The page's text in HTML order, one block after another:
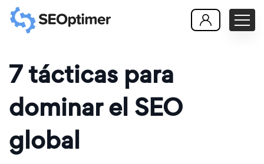
7 tácticas para
dominar el SEO
global